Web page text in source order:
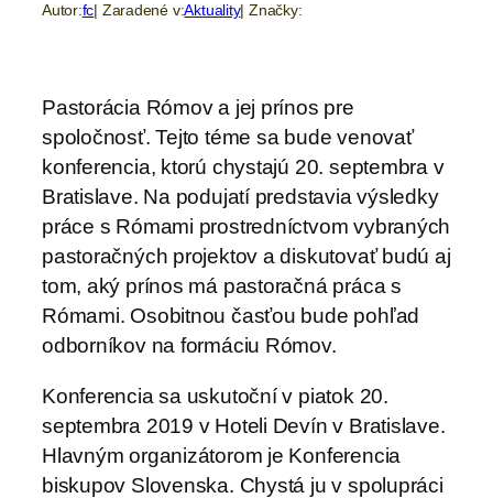
Autor:fc| Zaradené v:Aktuality| Značky:
Pastorácia Rómov a jej prínos pre
spoločnosť. Tejto téme sa bude venovať
konferencia, ktorú chystajú 20. septembra v
Bratislave. Na podujatí predstavia výsledky
práce s Rómami prostredníctvom vybraných
pastoračných projektov a diskutovať budú aj
tom, aký prínos má pastoračná práca s
Rómami. Osobitnou časťou bude pohľad
odborníkov na formáciu Rómov.
Konferencia sa uskutoční v piatok 20.
septembra 2019 v Hoteli Devín v Bratislave.
Hlavným organizátorom je Konferencia
biskupov Slovenska. Chystá ju v spolupráci